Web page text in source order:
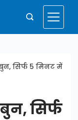
सिर्फ 5 मिनट में
सिर्फ